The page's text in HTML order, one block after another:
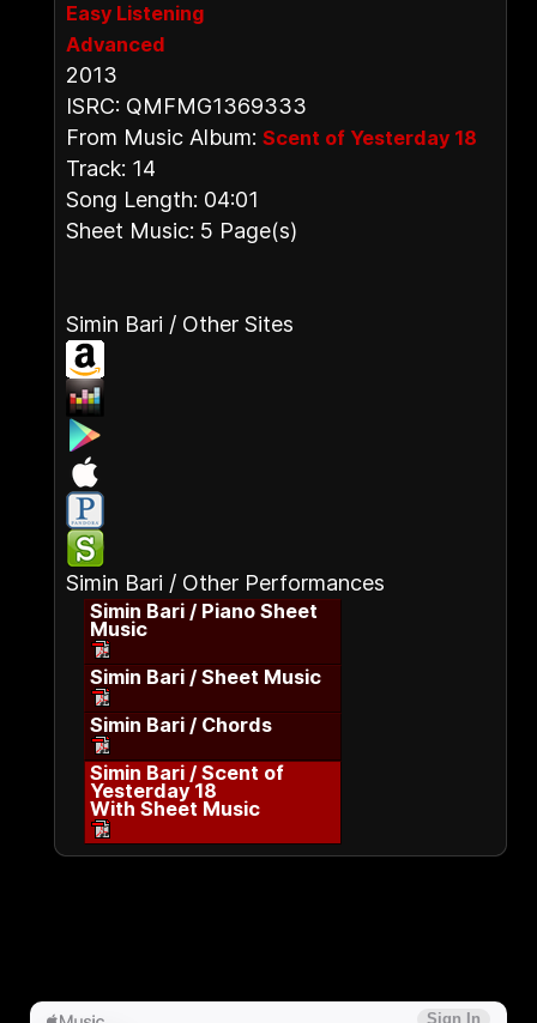
Easy Listening
Advanced
2013
ISRC: QMFMG1369333
From Music Album: Scent of Yesterday 18
Track: 14
Song Length: 04:01
Sheet Music: 5 Page(s)
Simin Bari / Other Sites
Simin Bari / Other Performances
Simin Bari / Piano Sheet
Music
Simin Bari / Sheet Music
Simin Bari / Chords
Simin Bari / Scent of
Yesterday 18
With Sheet Music